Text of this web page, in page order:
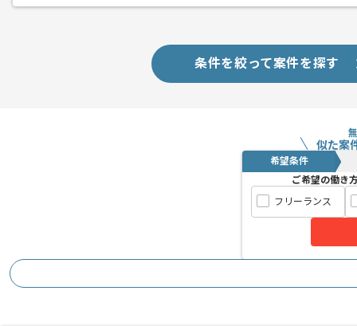
精算条件
有
支払いサイト
15日
1人
2024/10/01
複数案件を保有している企業ですので、
条件を絞って案件を探す
似た案
希望条件
ご希望の働き
フリーランス